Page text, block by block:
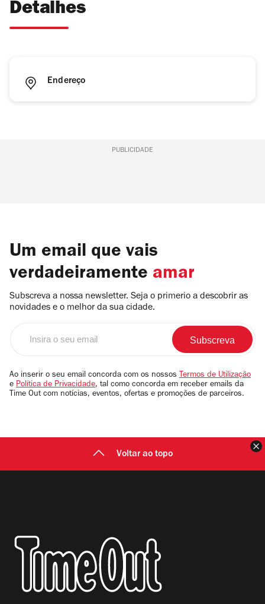
Detalhes
Endereço
PUBLICIDADE
Um email que vais
verdadeiramente amar
Subscreva a nossa newsletter. Seja o primerio a descobrir as
novidades e o melhor da sua cidade.
email
Ao inserir o seu email concorda com os nossos Termos de Utilização
e Política de Privacidade, tal como concorda em receber emails da
Time Out com notícias, eventos, ofertas e promoções de parceiros.
Voltar ao topo